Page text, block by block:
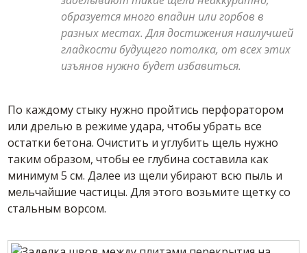
образуется много впадин или горбов в
разных местах. Для достижения наилучшей
гладкости будущего потолка, от всех этих
изъянов нужно будет избавиться.
По каждому стыку нужно пройтись перфоратором
или дрелью в режиме удара, чтобы убрать все
остатки бетона. Очистить и углубить щель нужно
таким образом, чтобы ее глубина составила как
минимум 5 см. Далее из щели убирают всю пыль и
мельчайшие частицы. Для этого возьмите щетку со
стальным ворсом.